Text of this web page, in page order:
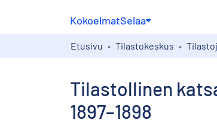
KokoelmatSelaa
Etusivu Tilastokeskus
Tilastollinen
1897–1898